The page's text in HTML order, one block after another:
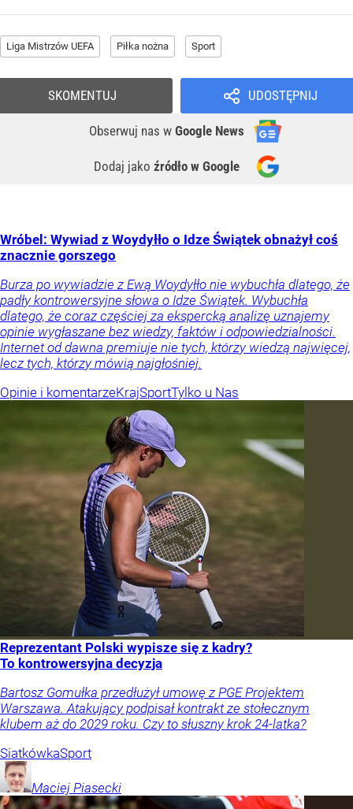
Liga Mistrzów UEFA Piłka nożna Sport
UDOSTĘPNIJ
Obserwuj nas w Google News
Dodaj jako źródło w Google
SKOMENTUJ
Wróbel: Wywiad z Woydyłło o Idze Świątek obnażył coś
znacznie gorszego
Burza po wywiadzie z Ewą Woydyłło nie wybuchła dlatego, że
padły kontrowersyjne słowa o Idze Świątek. Wybuchła
dlatego, że coraz częściej za ekspercką analizę uznajemy
opinie wygłaszane bez wiedzy, faktów i odpowiedzialności.
Internet od dawna premiuje nie tych, którzy wiedzą najwięcej,
lecz tych, którzy mówią najgłośniej.
Opinie i komentarzeKrajSportTylko u Nas
Reprezentant Polski wypisze się z kadry?
To kontrowersyjna decyzja
Bartosz Gomułka przedłużył umowę z PGE Projektem
Warszawa. Atakujący podpisał kontrakt ze stołecznym
klubem aż do 2029 roku. Czy to słuszny krok 24-latka?
SiatkówkaSport
Maciej Piasecki